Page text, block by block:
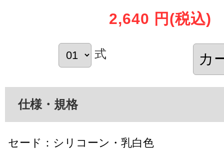
2,640 円 (税込)
式
仕様・規格
セード：シリコーン・乳白色